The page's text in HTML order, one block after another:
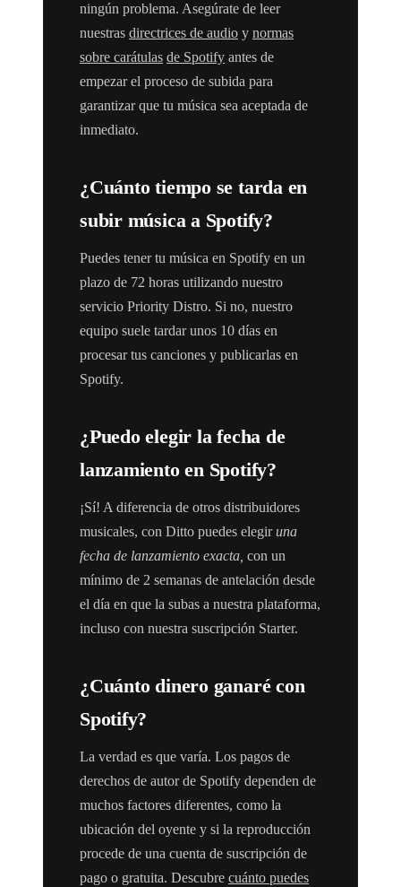
ningún problema. Asegúrate de leer
nuestras directrices de audio y normas
sobre carátulas de Spotify antes de
empezar el proceso de subida para
garantizar que tu música sea aceptada de
inmediato.
¿Cuánto tiempo se tarda en
subir música a Spotify?
Puedes tener tu música en Spotify en un
plazo de 72 horas utilizando nuestro
servicio Priority Distro. Si no, nuestro
equipo suele tardar unos 10 días en
procesar tus canciones y publicarlas en
Spotify.
¿Puedo elegir la fecha de
lanzamiento en Spotify?
¡Sí! A diferencia de otros distribuidores
musicales, con Ditto puedes elegiruna
fecha de lanzamiento exacta, con un
mínimo de 2 semanas de antelación desde
el día en que la subas a nuestra plataforma,
incluso con nuestra suscripción Starter.
¿Cuánto dinero ganaré con
Spotify?
La verdad es que varía. Los pagos de
derechos de autor de Spotify dependen de
muchos factores diferentes, como la
ubicación del oyente y si la reproducción
procede de una cuenta de suscripción de
pago o gratuita. Descubre cuánto puedes